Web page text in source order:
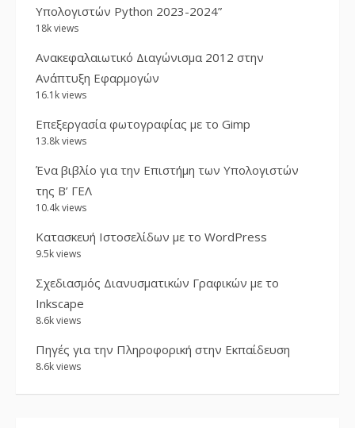
Υπολογιστών Python 2023-2024”
18k views
Ανακεφαλαιωτικό Διαγώνισμα 2012 στην
Ανάπτυξη Εφαρμογών
16.1k views
Επεξεργασία φωτογραφίας με το Gimp
13.8k views
Ένα βιβλίο για την Επιστήμη των Υπολογιστών
της Β’ ΓΕΛ
10.4k views
Κατασκευή Ιστοσελίδων με το WordPress
9.5k views
Σχεδιασμός Διανυσματικών Γραφικών με το
Inkscape
8.6k views
Πηγές για την Πληροφορική στην Εκπαίδευση
8.6k views